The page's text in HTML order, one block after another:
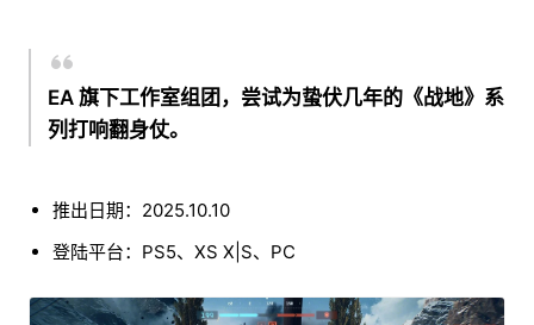
EA 旗下工作室组团，尝试为蛰伏几年的《战地》系
列打响翻身仗。
推出日期：2025.10.10
登陆平台：PS5、XS X|S、PC